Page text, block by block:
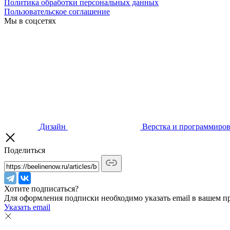
Политика обработки персональных данных
Пользовательское соглашение
Мы в соцсетях
Дизайн Верстка и
Поделиться
Хотите подписаться?
Для оформления подписки необходимо указать email в вашем
Указать email